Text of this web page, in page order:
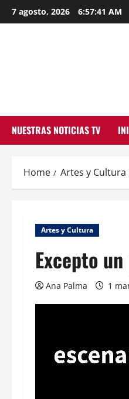
Skip
to
7 agosto, 2026 6:57:43 AM
NUESTRAS NOTICIAS TV
Home Artes y Cultura
Artes y Cultura
Excepto
Ana Palma 1